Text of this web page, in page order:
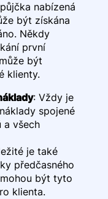
nabízená
být získána
Někdy
první
být
klienty.
: Vždy je
spojené
a všech
je také
předčasného
být tyto
klienta.